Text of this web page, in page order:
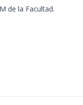
de la Facultad.